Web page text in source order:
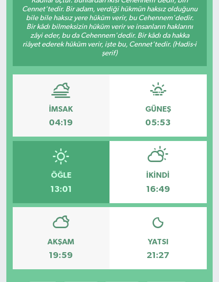
Cennet'tedir. Bir adam, verdiği hükmün haksız olduğunu
bile bile haksız yere hüküm verir, bu Cehennem'dedir.
Bir kâdı bilmeksizin hüküm verir ve insanların haklarını
zâyi eder, bu da Cehennem'dedir. Bir kâdı da hakka
riâyet ederek hüküm verir, işte bu, Cennet'tedir. (Hadis-i
şerif)
İMSAK
04:19
GÜNEŞ
05:53
ÖĞLE
13:01
İKINDI
16:49
AKŞAM
19:59
YATSI
21:27